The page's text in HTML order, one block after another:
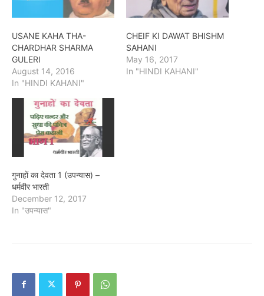
USANE KAHA THA-
CHARDHAR SHARMA
GULERI
August 14, 2016
In "HINDI KAHANI"
CHEIF KI DAWAT BHISHM
SAHANI
May 16, 2017
In "HINDI KAHANI"
गुनाहों का देवता 1 (उपन्यास) –
धर्मवीर भारती
December 12, 2017
In "उपन्यास"